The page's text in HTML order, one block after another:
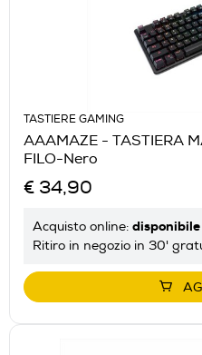
TASTIERE GAMING
AAAMAZE - TASTIERA
FILO-Nero
€ 34,90
Acquisto online: disponibile
Ritiro in negozio in 30'